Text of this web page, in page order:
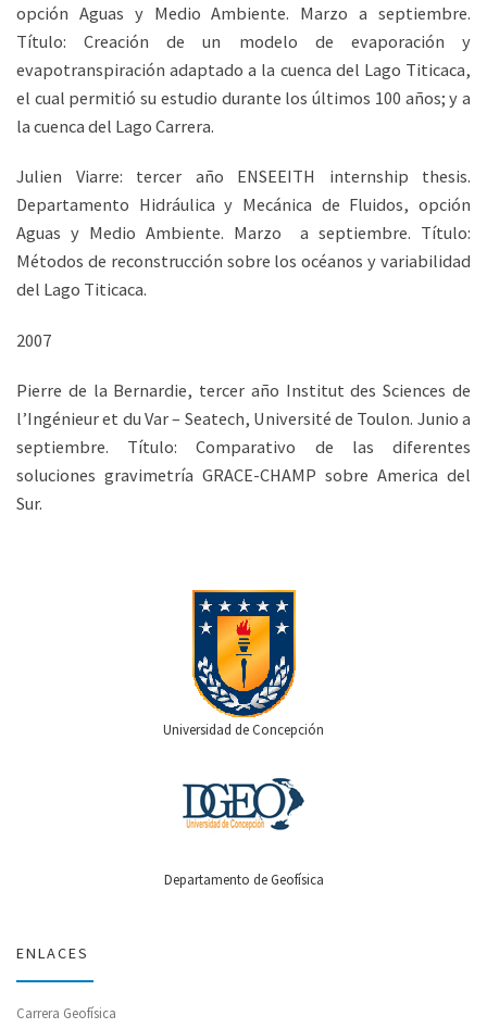
opción Aguas y Medio Ambiente. Marzo a septiembre.
Título: Creación de un modelo de evaporación y
evapotranspiración adaptado a la cuenca del Lago Titicaca,
el cual permitió su estudio durante los últimos 100 años; y a
la cuenca del Lago Carrera.
Julien Viarre: tercer año ENSEEITH internship thesis.
Departamento Hidráulica y Mecánica de Fluidos, opción
Aguas y Medio Ambiente. Marzo a septiembre. Título:
Métodos de reconstrucción sobre los océanos y variabilidad
del Lago Titicaca.
2007
Pierre de la Bernardie, tercer año Institut des Sciences de
l’Ingénieur et du Var – Seatech, Université de Toulon. Junio a
septiembre. Título: Comparativo de las diferentes
soluciones gravimetría GRACE-CHAMP sobre America del
Sur.
Universidad de Concepción
Departamento de Geofísica
ENLACES
Carrera Geofísica